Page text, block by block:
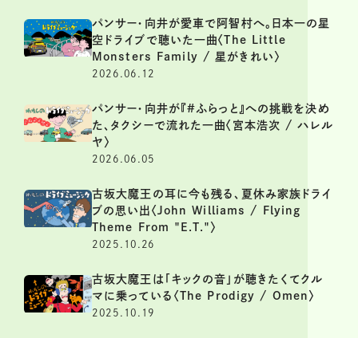
パンサー・向井が愛車で阿智村へ。日本一の星
空ドライブで聴いた一曲〈The Little
Monsters Family / 星がきれい〉
2026.06.12
パンサー・向井が『#ふらっと』への挑戦を決め
た、タクシーで流れた一曲〈宮本浩次 / ハレル
ヤ〉
2026.06.05
古坂大魔王の耳に今も残る、夏休み家族ドライ
ブの思い出〈John Williams / Flying
Theme From "E.T."〉
2025.10.26
古坂大魔王は「キックの音」が聴きたくてクル
マに乗っている〈The Prodigy / Omen〉
2025.10.19